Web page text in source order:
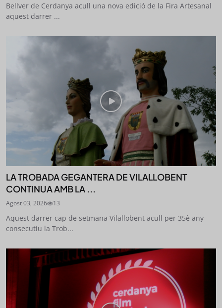
Bellver de Cerdanya acull una nova edició de la Fira Artesanal
aquest darrer ...
LA TROBADA GEGANTERA DE VILALLOBENT
CONTINUA AMB LA ...
Agost 03, 2026 13
Aquest darrer cap de setmana Vilallobent acull per 35è any
consecutiu la Trob...